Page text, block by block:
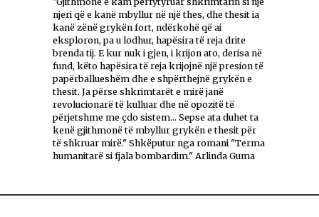
njeri që e kanë mbyllur në një thes, dhe thesit ia
kanë zënë grykën fort, ndërkohë që ai
eksploron, pa u lodhur, hapësira të reja drite
brenda tij. E kur nuk i gjen, i krijon ato, derisa në
fund, këto hapësira të reja krijojnë një presion të
papërballueshëm dhe e shpërthejnë grykën e
thesit. Ja përse shkrimtarët e mirë janë
revolucionarë të kulluar dhe në opozitë të
përjetshme me çdo sistem... Sepse ata duhet ta
kenë gjithmonë të mbyllur grykën e thesit për
të shkruar mirë." Shkëputur nga romani "Terma
humanitarë si fjala bombardim." Arlinda Guma